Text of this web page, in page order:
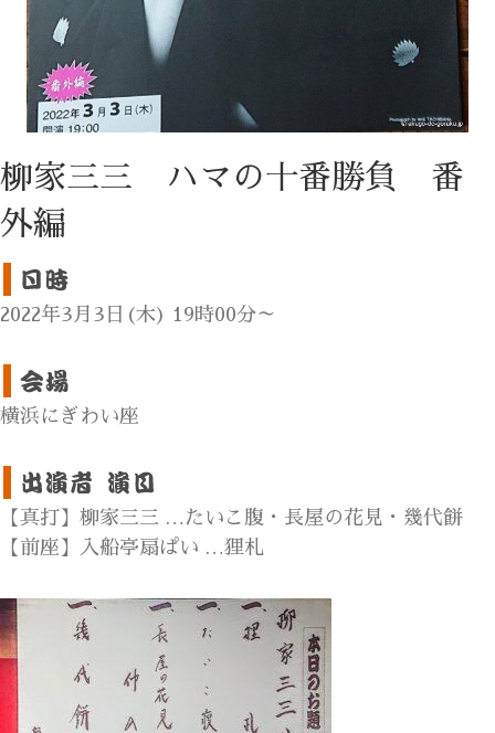
柳家三三 ハマの十番勝負 番
外編
2022年3月3日(木) 19時00分～
横浜にぎわい座
【真打】柳家三三 …たいこ腹・長屋の花見・幾代餅
【前座】入船亭扇ぱい …狸札